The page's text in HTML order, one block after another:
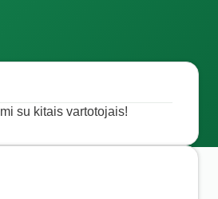
su kitais vartotojais!